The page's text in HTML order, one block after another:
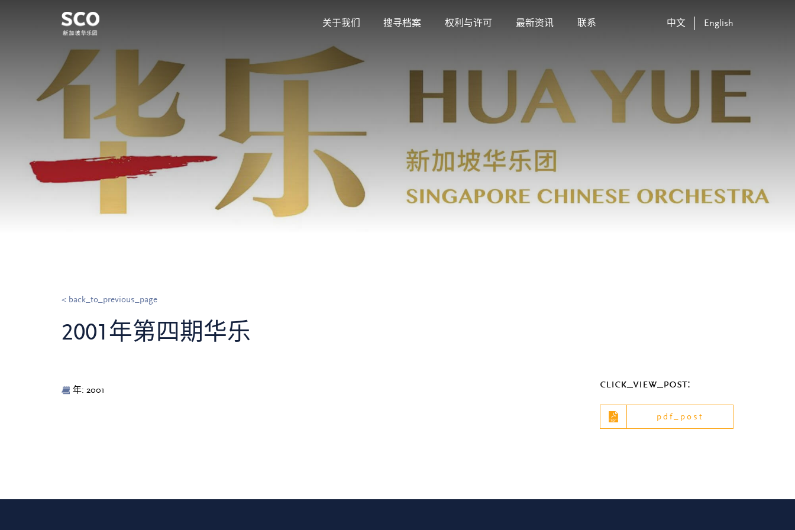
关于我们 搜寻档案 权利与许可 最新资讯 联系 中文 English
< back_to_previous_page
2001年第四期华乐
年: 2001 click_view_post:
pdf_post